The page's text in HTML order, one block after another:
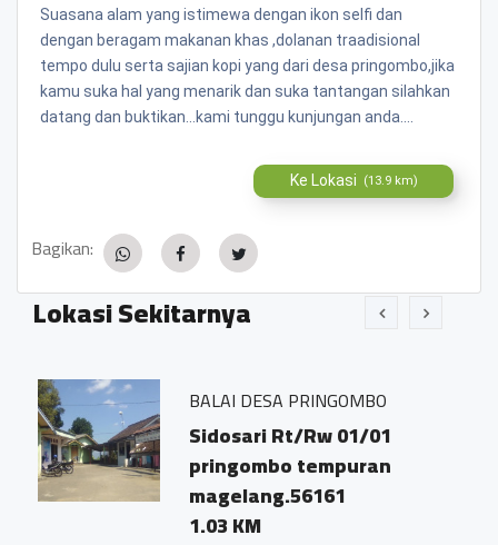
Suasana alam yang istimewa dengan ikon selfi dan
dengan beragam makanan khas ,dolanan traadisional
tempo dulu serta sajian kopi yang dari desa pringombo,jika
kamu suka hal yang menarik dan suka tantangan silahkan
datang dan buktikan...kami tunggu kunjungan anda....
Ke Lokasi (13.9 km)
Bagikan:
Lokasi Sekitarnya
BALAI DESA PRINGOMBO
Sidosari Rt/Rw 01/01
pringombo tempuran
magelang.56161
1.03 KM